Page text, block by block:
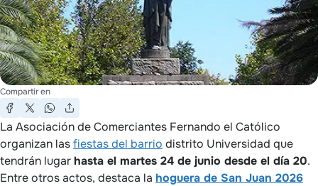
Compartir en
La Asociación de Comerciantes Fernando el Católico
organizan lasfiestas del barrio distrito Universidad que
tendrán lugarhasta el martes 24 de junio desde el día 20.
Entre otros actos, destaca la hoguera de San Juan 2026